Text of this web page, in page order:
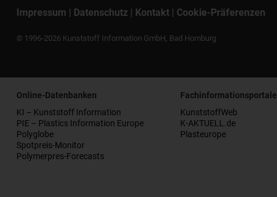
Impressum | Datenschutz | Kontakt | Cookie-Präferenzen
© 1996-2026 Kunststoff Information GmbH, Bad Homburg
Online-Datenbanken
KI – Kunststoff Information
PIE – Plastics Information Europe
Polyglobe
Spotpreis-Monitor
Polymerpres-Forecasts
Fachinformationsportale
KunststoffWeb
K-AKTUELL.de
Plasteurope